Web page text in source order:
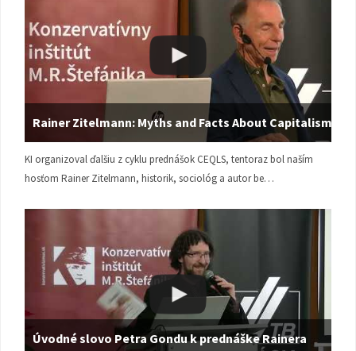
Rainer Zitelmann: Myths and Facts About Capitalism
KI organizoval ďalšiu z cyklu prednášok CEQLS, tentoraz bol naším
hosťom Rainer Zitelmann, historik, sociológ a autor be…
Úvodné slovo Petra Gondu k prednáške Rainera